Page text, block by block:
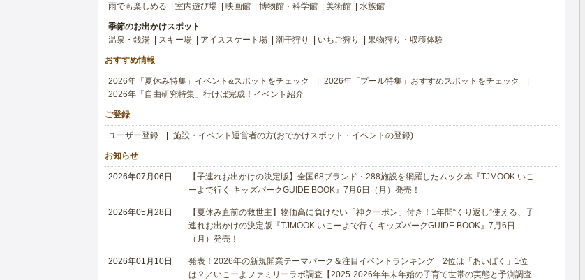
雨でも楽しめる
室内遊び場 映画館 博物館・科学館 美術館 水族館
季節のお出かけスポット
温泉・銭湯
スキー場 アイススケート場 潮干狩り いちご狩り 果物狩り・収穫体験
おすすめ情報
2026年「夏休み特集」イベント&スポットをチェック
2026年「プール特集」おすすめスポットをチェック
2026年「自由研究特集」行けば完成！イベント紹介
ご登録
ユーザー登録 施設・イベント運営者の方(おでかけスポット・イベントの登録)
お知らせ
2026年07月06日
【子連れお出かけの決定版】全国68ブランド・288施設を網羅したムック本『TJMOOK いこ
ーよで行く キッズパークGUIDE BOOK』7月6日（月）発売！
2026年05月28日
【夏休み直前の救世主】物価高に負けない「神クーポン」付き！1年間“くり返し”使える、子
連れお出かけの決定版『TJMOOK いこーよで行く キッズパークGUIDE BOOK』7月6日
（月）発売！
2026年01月10日
発表！2026年の新規開業テーマパーク＆注目イベントランキング 2位は「あいぱく」1位
は？／いこーよファミリーラボ調査【2025⁻2026年年末年始の子育て世帯の実態と予測調査